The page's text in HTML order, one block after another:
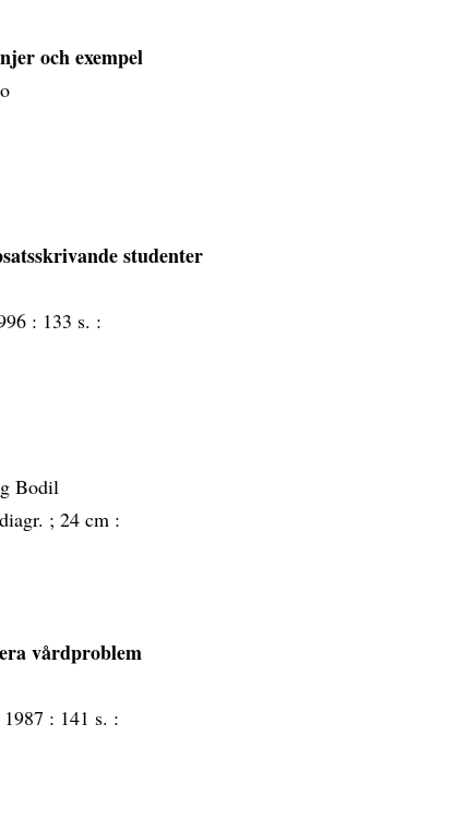
och exempel
studenter
: 133 s. :
Bodil
; 24 cm :
vårdproblem
1987 : 141 s. :